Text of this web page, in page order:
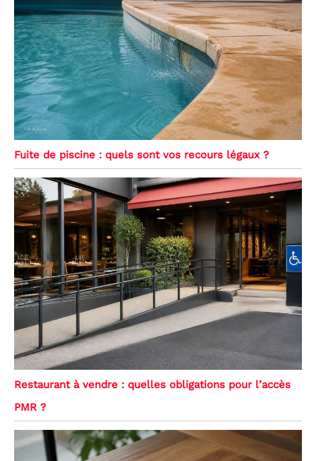
Fuite de piscine : quels sont vos recours légaux ?
Restaurant à vendre : quelles obligations pour l’accès
PMR ?